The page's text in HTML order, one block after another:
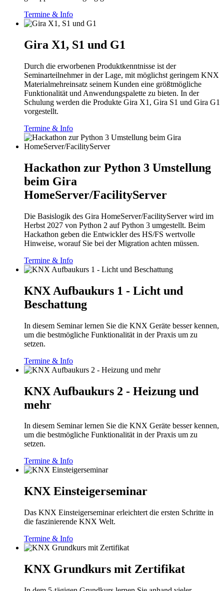
Termine & Info
Gira X1, S1 und G1
Durch die erworbenen Produktkenntnisse ist der
Seminarteilnehmer in der Lage, mit möglichst geringem KNX
Materialmehreinsatz seinem Kunden eine größtmögliche
Funktionalität und Anwendungspalette zu bieten. In der
Schulung werden die Produkte Gira X1, Gira S1 und Gira G1
vorgestellt.
Termine & Info
Hackathon zur Python 3 Umstellung
beim Gira
HomeServer/FacilityServer
Die Basislogik des Gira HomeServer/FacilityServer wird im
Herbst 2027 von Python 2 auf Python 3 umgestellt. Beim
Hackathon geben die Entwickler des HS/FS wertvolle
Hinweise, worauf Sie bei der Migration achten müssen.
Termine & Info
KNX Aufbaukurs 1 - Licht und
Beschattung
In diesem Seminar lernen Sie die KNX Geräte besser kennen,
um die bestmögliche Funktionalität in der Praxis um zu
setzen.
Termine & Info
KNX Aufbaukurs 2 - Heizung und
mehr
In diesem Seminar lernen Sie die KNX Geräte besser kennen,
um die bestmögliche Funktionalität in der Praxis um zu
setzen.
Termine & Info
KNX Einsteigerseminar
Das KNX Einsteigerseminar erleichtert die ersten Schritte in
die faszinierende KNX Welt.
Termine & Info
KNX Grundkurs mit Zertifikat